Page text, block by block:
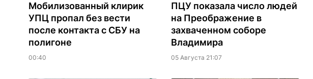
Мобилизованный клирик
УПЦ пропал без вести
после контакта с СБУ на
полигоне
00:40
ПЦУ показала число людей
на Преображение в
захваченном соборе
Владимира
05 Августа 21:07